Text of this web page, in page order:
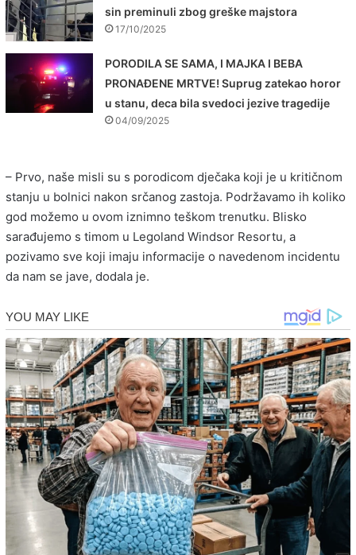
sin preminuli zbog greške majstora
17/10/2025
PORODILA SE SAMA, I MAJKA I BEBA
PRONAĐENE MRTVE! Suprug zatekao horor
u stanu, deca bila svedoci jezive tragedije
04/09/2025
– Prvo, naše misli su s porodicom dječaka koji je u kritičnom
stanju u bolnici nakon srčanog zastoja. Podržavamo ih koliko
god možemo u ovom iznimno teškom trenutku. Blisko
sarađujemo s timom u Legoland Windsor Resortu, a
pozivamo sve koji imaju informacije o navedenom incidentu
da nam se jave, dodala je.